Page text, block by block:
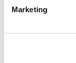
Marketing